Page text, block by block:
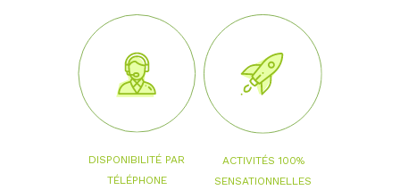
DISPONIBILITÉ PAR
TÉLÉPHONE
ACTIVITÉS 100%
SENSATIONNELLES